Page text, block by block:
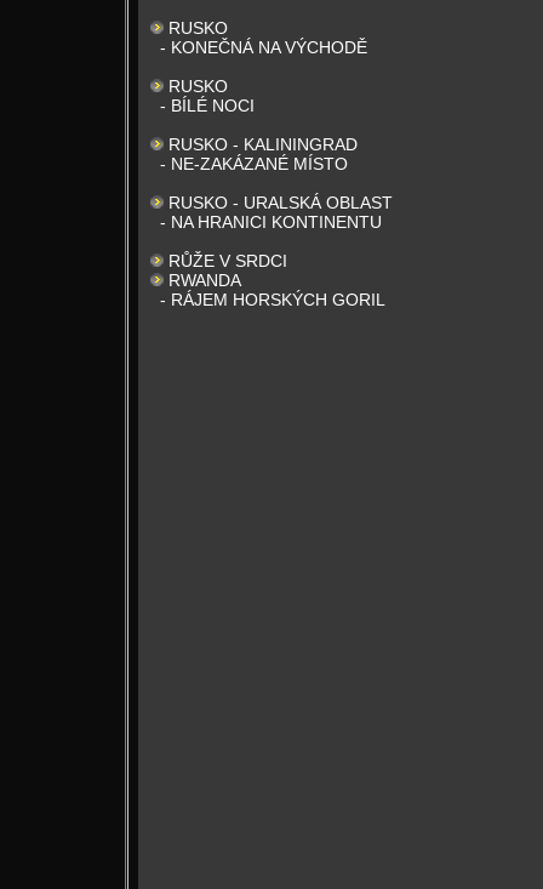
RUSKO
- KONEČNÁ NA VÝCHODĚ
RUSKO
- BÍLÉ NOCI
RUSKO - KALININGRAD
- NE-ZAKÁZANÉ MÍSTO
RUSKO - URALSKÁ OBLAST
- NA HRANICI KONTINENTU
RŮŽE V SRDCI
RWANDA
- RÁJEM HORSKÝCH GORIL